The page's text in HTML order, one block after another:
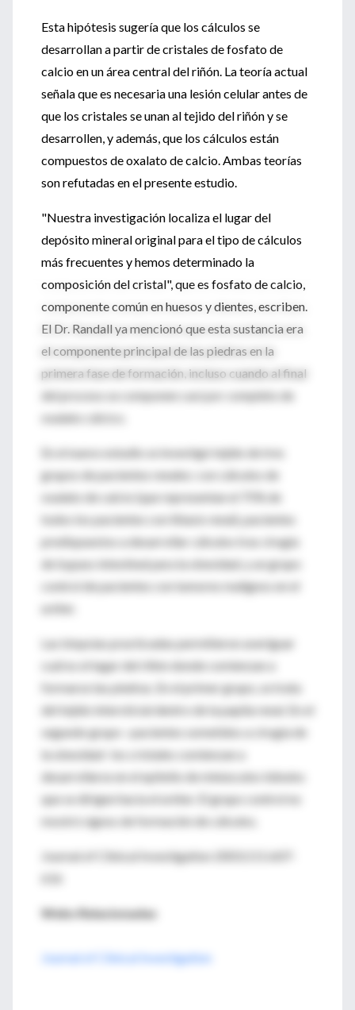
Esta hipótesis sugería que los cálculos se
desarrollan a partir de cristales de fosfato de
calcio en un área central del riñón. La teoría actual
señala que es necesaria una lesión celular antes de
que los cristales se unan al tejido del riñón y se
desarrollen, y además, que los cálculos están
compuestos de oxalato de calcio. Ambas teorías
son refutadas en el presente estudio.
"Nuestra investigación localiza el lugar del
depósito mineral original para el tipo de cálculos
más frecuentes y hemos determinado la
composición del cristal", que es fosfato de calcio,
componente común en huesos y dientes, escriben.
El Dr. Randall ya mencionó que esta sustancia era
el componente principal de las piedras en la
primera fase de formación, incluso cuando al final
del proceso se componen casi por completo de
oxalato cálcico.
En el nuevo estudio se investigó tejido de tres
grupos de pacientes renales: con cálculos de
oxalato de calcio (que representan el 75% de
todos los pacientes con litiasis renal), pacientes
predispuestos a desarrollar cálculos tras cirugía
de bypass intestinal para la obesidad, y un grupo
control de pacientes con tumores malignos en el
uréter.
Las biopsias practicadas permitieron averiguar
cuál es el lugar del riñón donde comienzan a
formarse las piedras. En el primer grupo, se trata
del tejido intersticial dentro de la papila renal. En el
segundo grupo –pacientes sometidos a cirugía de
la obesidad- los cristales comienzan a
desarrollarse en el epitelio de minúsculos túbulos
que se dirigen hacia el uréter. El grupo control no
mostró signos de formación de cálculos.
Journal of Clinical Investigation 2003;111:607-
Webs Relacionadas
Journal of Clinical Investigation